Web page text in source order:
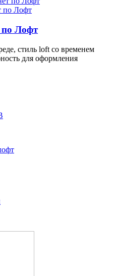
по Лофт
Лофт
стиль loft со временем
для оформления